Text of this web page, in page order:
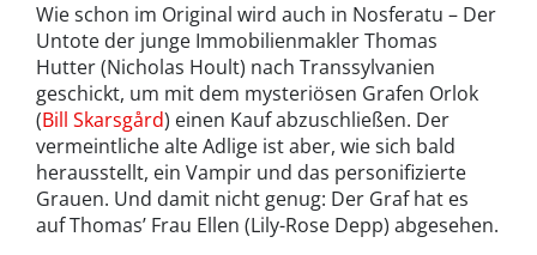
Wie schon im Original wird auch in Nosferatu – Der
Untote der junge Immobilienmakler Thomas
Hutter (Nicholas Hoult) nach Transsylvanien
geschickt, um mit dem mysteriösen Grafen Orlok
(Bill Skarsgård) einen Kauf abzuschließen. Der
vermeintliche alte Adlige ist aber, wie sich bald
herausstellt, ein Vampir und das personifizierte
Grauen. Und damit nicht genug: Der Graf hat es
auf Thomas’ Frau Ellen (Lily-Rose Depp) abgesehen.